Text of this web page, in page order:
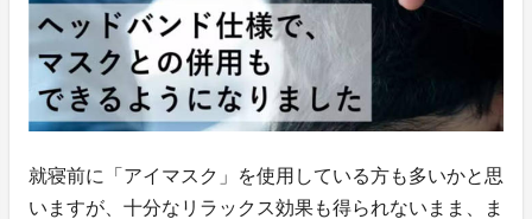
就寝前に「アイマスク」を使用している方も多いかと思
いますが、十分なリラックス効果も得られないまま、ま